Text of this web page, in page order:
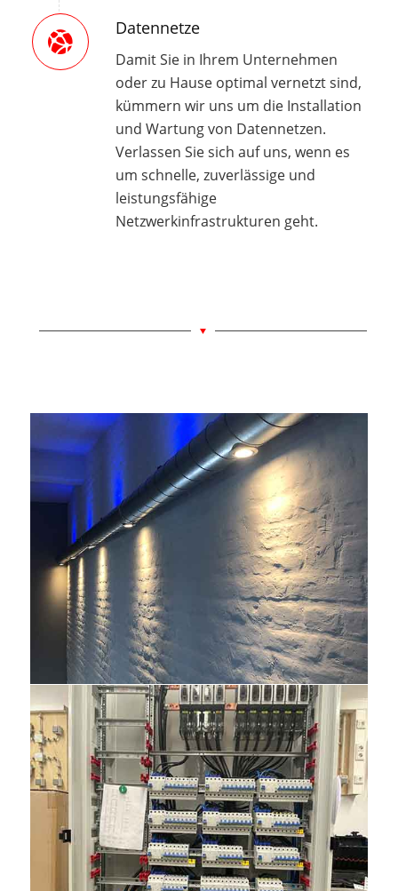
Datennetze
Damit Sie in Ihrem Unternehmen
oder zu Hause optimal vernetzt sind,
kümmern wir uns um die Installation
und Wartung von Datennetzen.
Verlassen Sie sich auf uns, wenn es
um schnelle, zuverlässige und
leistungsfähige
Netzwerkinfrastrukturen geht.